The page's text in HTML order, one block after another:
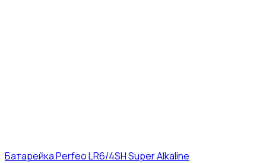
Батарейка Perfeo LR6/4SH Super Alkaline